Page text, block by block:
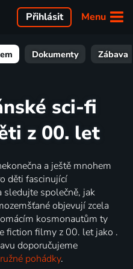
Menu
Přihlásit
Dokumenty Zábava
sci-fi
z 00. let
a ještě mnohem
děti fascinující
společně, jak
objevují zcela
kosmonautům ty
fiction filmy z 00. let jako .
doporučujeme
pohádky.